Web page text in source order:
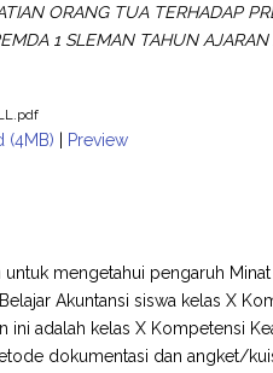
ORANG TUA TERHADAP
1 SLEMAN TAHUN
(4MB) | Preview
mengetahui pengaruh
Akuntansi siswa kelas X
ini adalah kelas X Kompetensi
dokumentasi dan angket/